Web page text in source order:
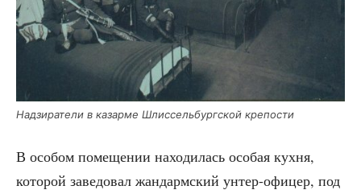
Над­зи­ра­те­ли в казар­ме Шлис­сель­бург­ской крепости
В осо­бом поме­ще­нии нахо­ди­лась осо­бая кух­ня,
кото­рой заве­до­вал жан­дарм­ский унтер-офи­цер, под